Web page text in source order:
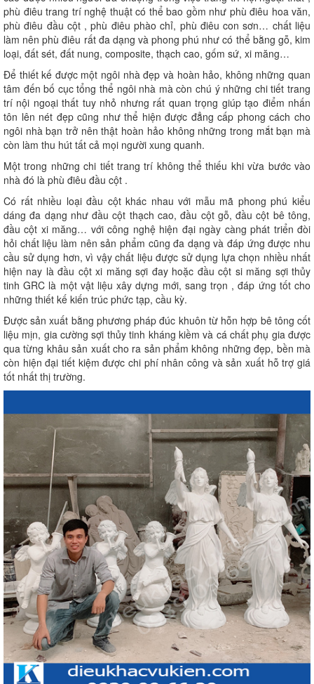
phù điêu trang trí nghệ thuật có thể bao gồm như phù điêu hoa văn,
phù điêu đầu cột , phù điêu phào chỉ, phù điêu con sơn… chất liệu
làm nên phù điêu rất đa dạng và phong phú như có thể bằng gỗ, kim
loại, đất sét, đất nung, composite, thạch cao, gốm sứ, xi măng…
Để thiết kế được một ngôi nhà đẹp và hoàn hảo, không những quan
tâm đến bố cục tổng thể ngôi nhà mà còn chú ý những chi tiết trang
trí nội ngoại thất tuy nhỏ nhưng rất quan trọng giúp tạo điểm nhấn
tôn lên nét đẹp cũng như thể hiện được đẳng cấp phong cách cho
ngôi nhà bạn trở nên thật hoàn hảo không những trong mắt bạn mà
còn làm thu hút tất cả mọi người xung quanh.
Một trong những chi tiết trang trí không thể thiếu khi vừa bước vào
nhà đó là phù điêu đầu cột .
Có rất nhiều loại đầu cột khác nhau với mẫu mã phong phú kiểu
dáng đa dạng như đầu cột thạch cao, đầu cột gỗ, đầu cột bê tông,
đầu cột xi măng… với công nghệ hiện đại ngày càng phát triển đòi
hỏi chất liệu làm nên sản phẩm cũng đa dạng và đáp ứng được nhu
cầu sử dụng hơn, vì vậy chất liệu được sử dụng lựa chọn nhiều nhất
hiện nay là đầu cột xi măng sợi đay hoặc đầu cột si măng sợi thủy
tinh GRC là một vật liệu xây dựng mới, sang trọn , đáp ứng tốt cho
những thiết kế kiến trúc phức tạp, cầu kỳ.
Được sản xuất bằng phương pháp đúc khuôn từ hỗn hợp bê tông cốt
liệu mịn, gia cường sợi thủy tinh kháng kiềm và cá chất phụ gia được
qua từng khâu sản xuất cho ra sản phẩm không những đẹp, bền mà
còn hiện đại tiết kiệm được chi phí nhân công và sản xuất hỗ trợ giá
tốt nhất thị trường.